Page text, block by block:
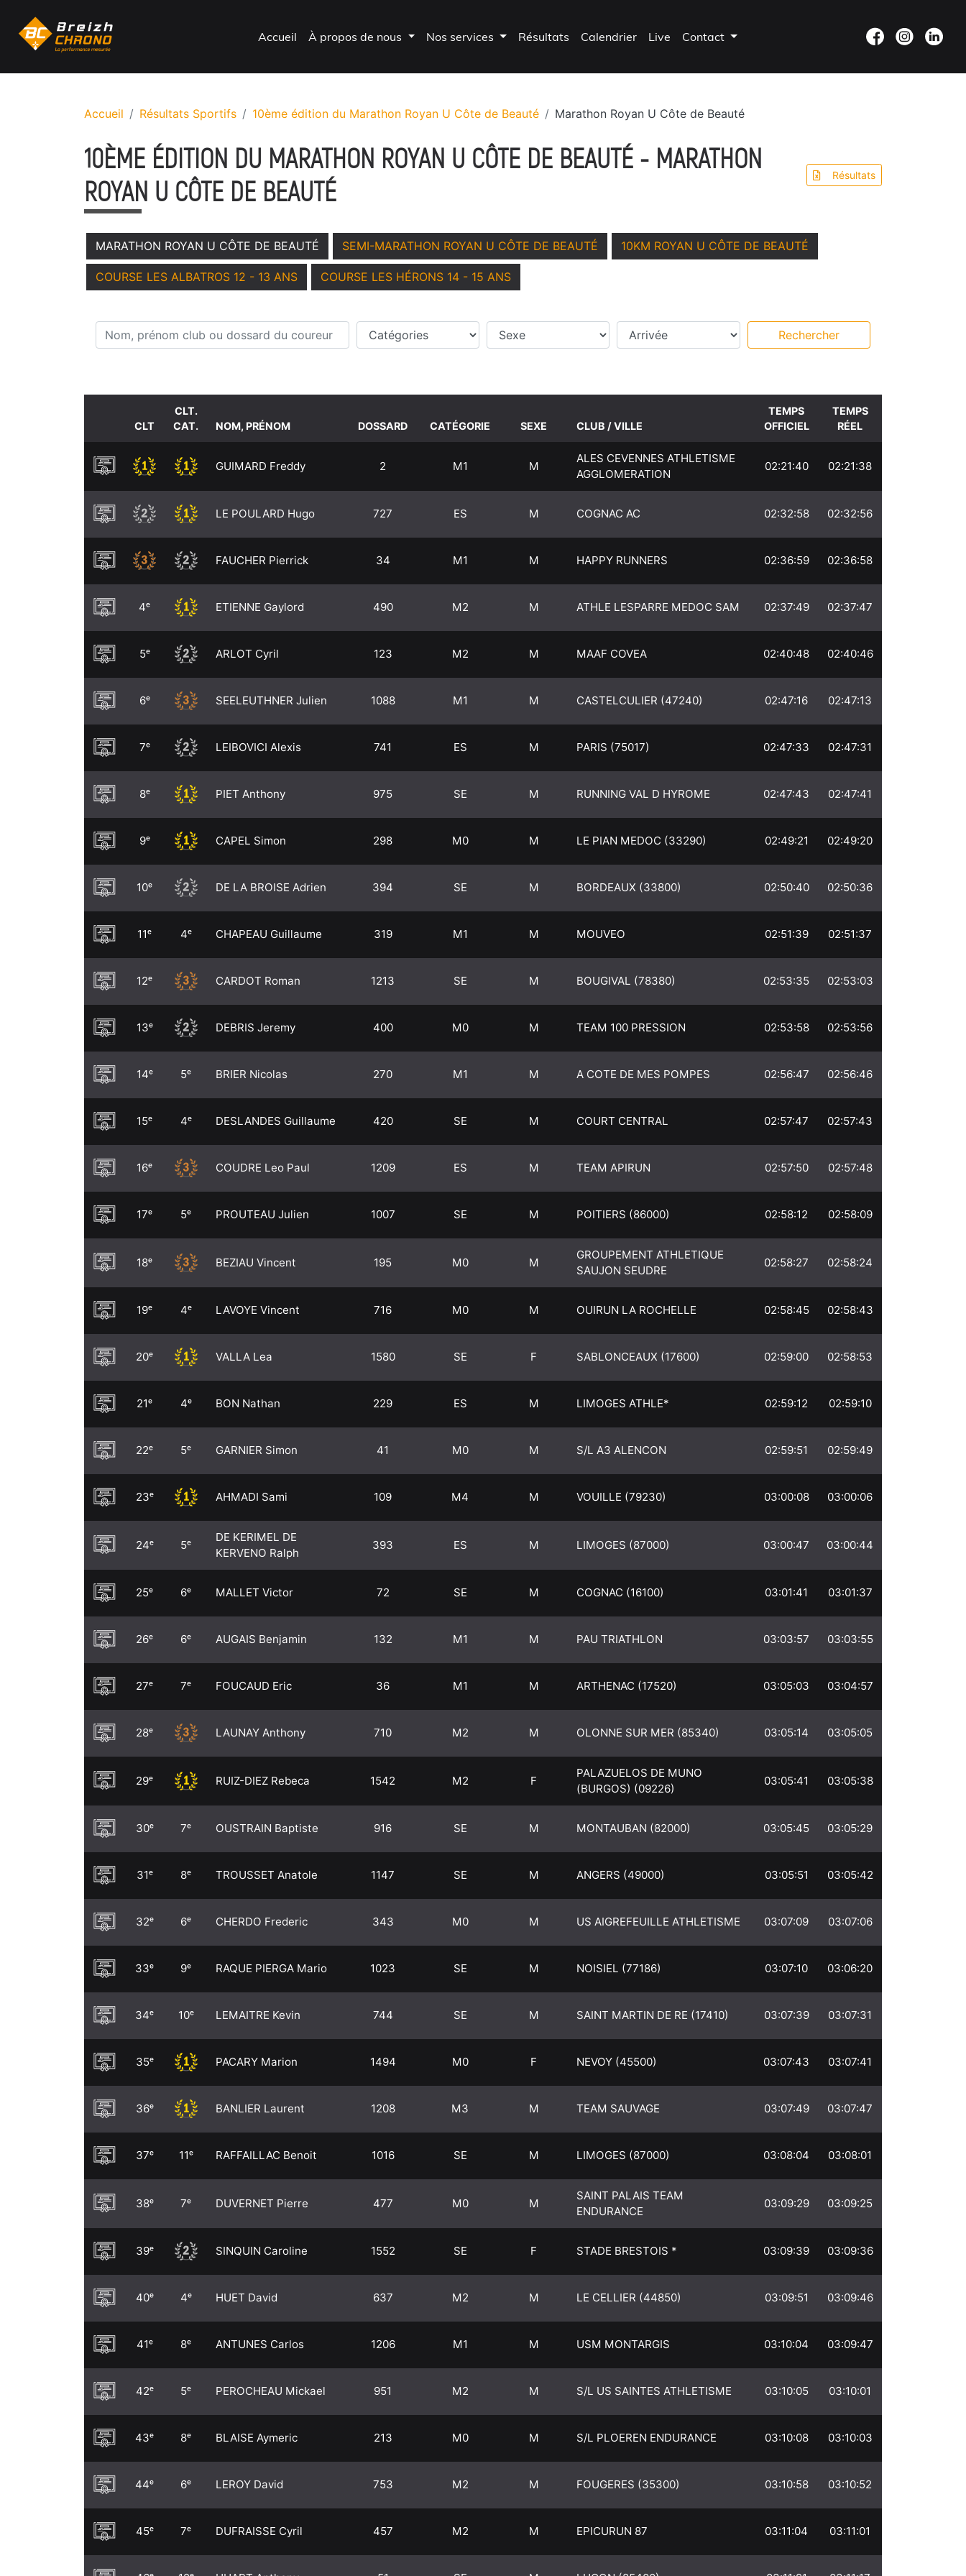
Accueil À propos de nous Nos services Résultats Calendrier Live Contact
Accueil Résultats Sportifs 10ème édition du Marathon Royan U Côte de Beauté Marathon Royan U Côte de Beauté
10ÈME ÉDITION DU MARATHON ROYAN U CÔTE DE BEAUTÉ - MARATHON
ROYAN U CÔTE DE BEAUTÉ
Résultats
MARATHON ROYAN U CÔTE DE BEAUTÉ SEMI-MARATHON ROYAN U CÔTE DE BEAUTÉ 10KM ROYAN U CÔTE DE BEAUTÉ
COURSE LES ALBATROS 12 - 13 ANS COURSE LES HÉRONS 14 - 15 ANS
Nom, prénom club ou dossard du coureur Catégories Sexe Temps intermédiaires Rechercher